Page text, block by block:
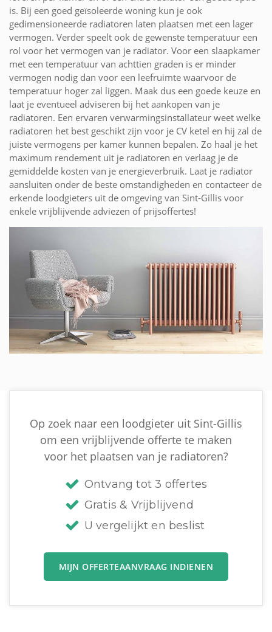
is. Bij een goed geïsoleerde woning kun je ook
gedimensioneerde radiatoren laten plaatsen met een lager
vermogen. Verder speelt ook de gewenste temperatuur een
rol voor het vermogen van je radiator. Voor een slaapkamer
met een temperatuur van achttien graden is er minder
vermogen nodig dan voor een leefruimte waarvoor de
temperatuur hoger zal liggen. Maak dus een goede keuze en
laat je eventueel adviseren bij het aankopen van je
radiatoren. Een ervaren verwarmingsinstallateur weet welke
radiatoren het best geschikt zijn voor je CV ketel en hij zal de
juiste vermogens per kamer kunnen bepalen. Zo haal je het
maximum rendement uit je radiatoren en verlaag je de
gemiddelde kosten van je energieverbruik. Laat je radiator
aansluiten onder de beste omstandigheden en contacteer de
erkende loodgieters uit de omgeving van Sint-Gillis voor
enkele vrijblijvende adviezen of prijsoffertes!
Op zoek naar een loodgieter uit Sint-Gillis
om een vrijblijvende offerte te maken
voor het plaatsen van je radiatoren?
Ontvang tot 3 offertes
Gratis & Vrijblijvend
U vergelijkt en beslist
MIJN OFFERTEAANVRAAG INDIENEN